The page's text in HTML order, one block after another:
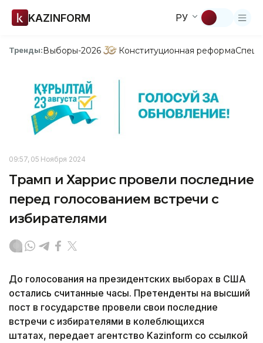
KAZINFORM РУ
Тренды:Выборы-2026 Конституционная реформа
09:57, 05 Ноября 2024
Трамп и Харрис провели последние
перед голосованием встречи с
избирателями
До голосования на президентских выборах в США
остались считанные часы. Претенденты на высший
пост в государстве провели свои последние
встречи с избирателями в колеблющихся
штатах, передает агентство Kazinform со ссылкой